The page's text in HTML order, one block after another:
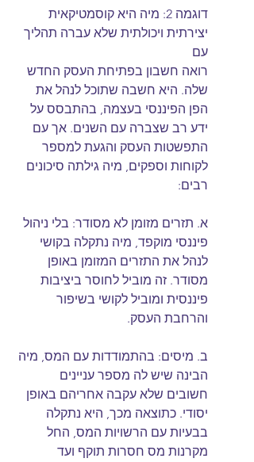
דוגמה 2: מיה היא קוסמטיקאית
יצירתית ויכולתית שלא עברה תהליך
עם
רואה חשבון בפתיחת העסק החדש
שלה. היא חשבה שתוכל לנהל את
הפן הפיננסי בעצמה, בהתבסס על
ידע רב שצברה עם השנים. אך עם
התפשטות העסק והגעת למספר
לקוחות וספקים, מיה גילתה סיכונים
רבים:
א. תזרים מזומן לא מסודר: בלי ניהול
פיננסי מוקפד, מיה נתקלה בקושי
לנהל את התזרים המזומן באופן
מסודר. זה מוביל לחוסר ביציבות
פיננסית ומוביל לקושי בשיפור
והרחבת העסק.
ב. מיסים: בהתמודדות עם המס, מיה
הבינה שיש לה מספר עניינים
חשובים שלא עקבה אחריהם באופן
יסודי. כתוצאה מכך, היא נתקלה
בבעיות עם הרשויות המס, החל
מקרנות מס חסרות תוקף ועד